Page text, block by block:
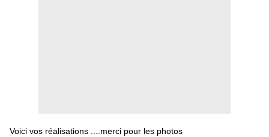
Voici vos réalisations ....merci pour les photos